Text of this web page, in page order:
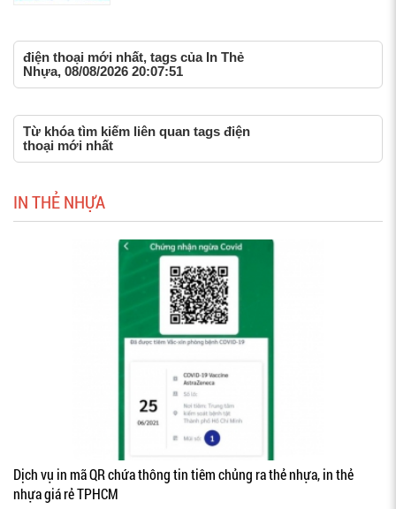
điện thoại mới nhất, tags của In Thẻ
Nhựa, 08/08/2026 20:07:51
Từ khóa tìm kiếm liên quan tags điện
thoại mới nhất
IN THẺ NHỰA
Dịch vụ in mã QR chứa thông tin tiêm chủng ra thẻ nhựa, in thẻ
nhựa giá rẻ TPHCM